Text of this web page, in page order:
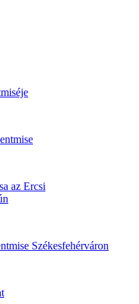
az Ercsi
Székesfehérváron